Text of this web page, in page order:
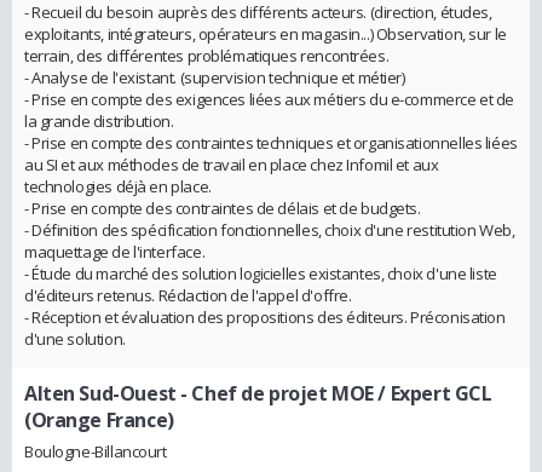
- Recueil du besoin auprès des différents acteurs. (direction, études,
exploitants, intégrateurs, opérateurs en magasin...) Observation, sur le
terrain, des différentes problématiques rencontrées.
- Analyse de l'existant. (supervision technique et métier)
- Prise en compte des exigences liées aux métiers du e-commerce et de
la grande distribution.
- Prise en compte des contraintes techniques et organisationnelles liées
au SI et aux méthodes de travail en place chez Infomil et aux
technologies déjà en place.
- Prise en compte des contraintes de délais et de budgets.
- Définition des spécification fonctionnelles, choix d'une restitution Web,
maquettage de l'interface.
- Étude du marché des solution logicielles existantes, choix d'une liste
d'éditeurs retenus. Rédaction de l'appel d'offre.
- Réception et évaluation des propositions des éditeurs. Préconisation
d'une solution.
Alten Sud-Ouest - Chef de projet MOE / Expert GCL
(Orange France)
Boulogne-Billancourt